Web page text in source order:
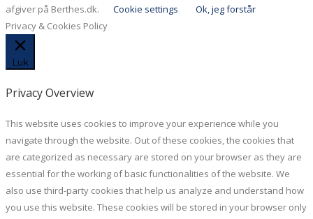
afgiver på Berthes.dk.
Cookie settings
Ok, jeg forstår
Privacy & Cookies Policy
Luk
Privacy Overview
This website uses cookies to improve your experience while you
navigate through the website. Out of these cookies, the cookies that
are categorized as necessary are stored on your browser as they are
essential for the working of basic functionalities of the website. We
also use third-party cookies that help us analyze and understand how
you use this website. These cookies will be stored in your browser only